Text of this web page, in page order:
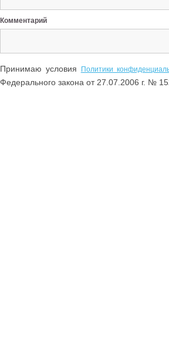
Комментарий
Принимаю условия Политики
Федерального закона от 27.07.2006 г. №